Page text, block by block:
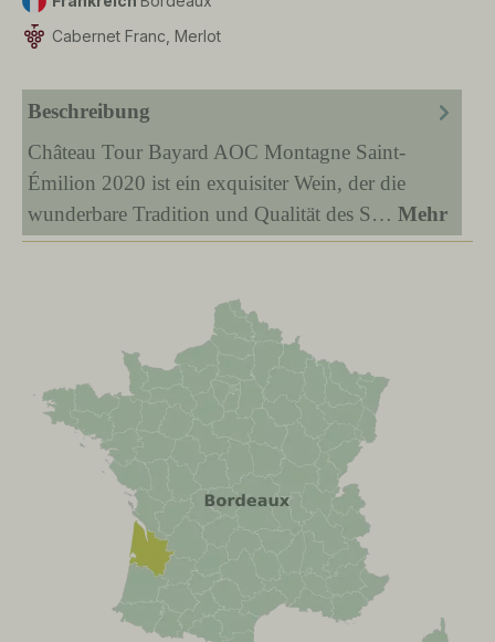
Cabernet Franc, Merlot
Beschreibung
Château Tour Bayard AOC Montagne Saint-
Émilion 2020 ist ein exquisiter Wein, der die
wunderbare Tradition und Qualität des S… Mehr